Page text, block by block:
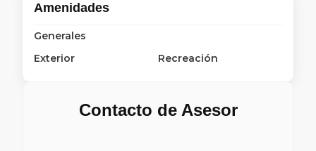
Amenidades
Generales
Exterior
Recreación
Contacto de Asesor